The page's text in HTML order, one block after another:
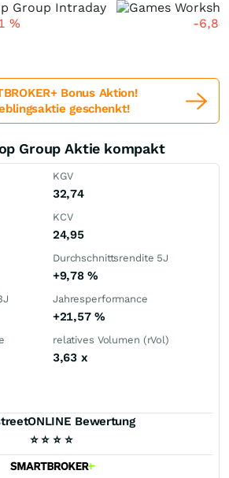
% -
Bonus Aktion!
geschenkt!
Group Aktie kompakt
KGV
32,74
KCV
24,95
Durchschnittsrendite 5J
+9,78%
Jahresperformance
+21,57 %
relatives Volumen (rVol)
3,63 x
Bewertung
⭐ ⭐ ⭐ ⭐